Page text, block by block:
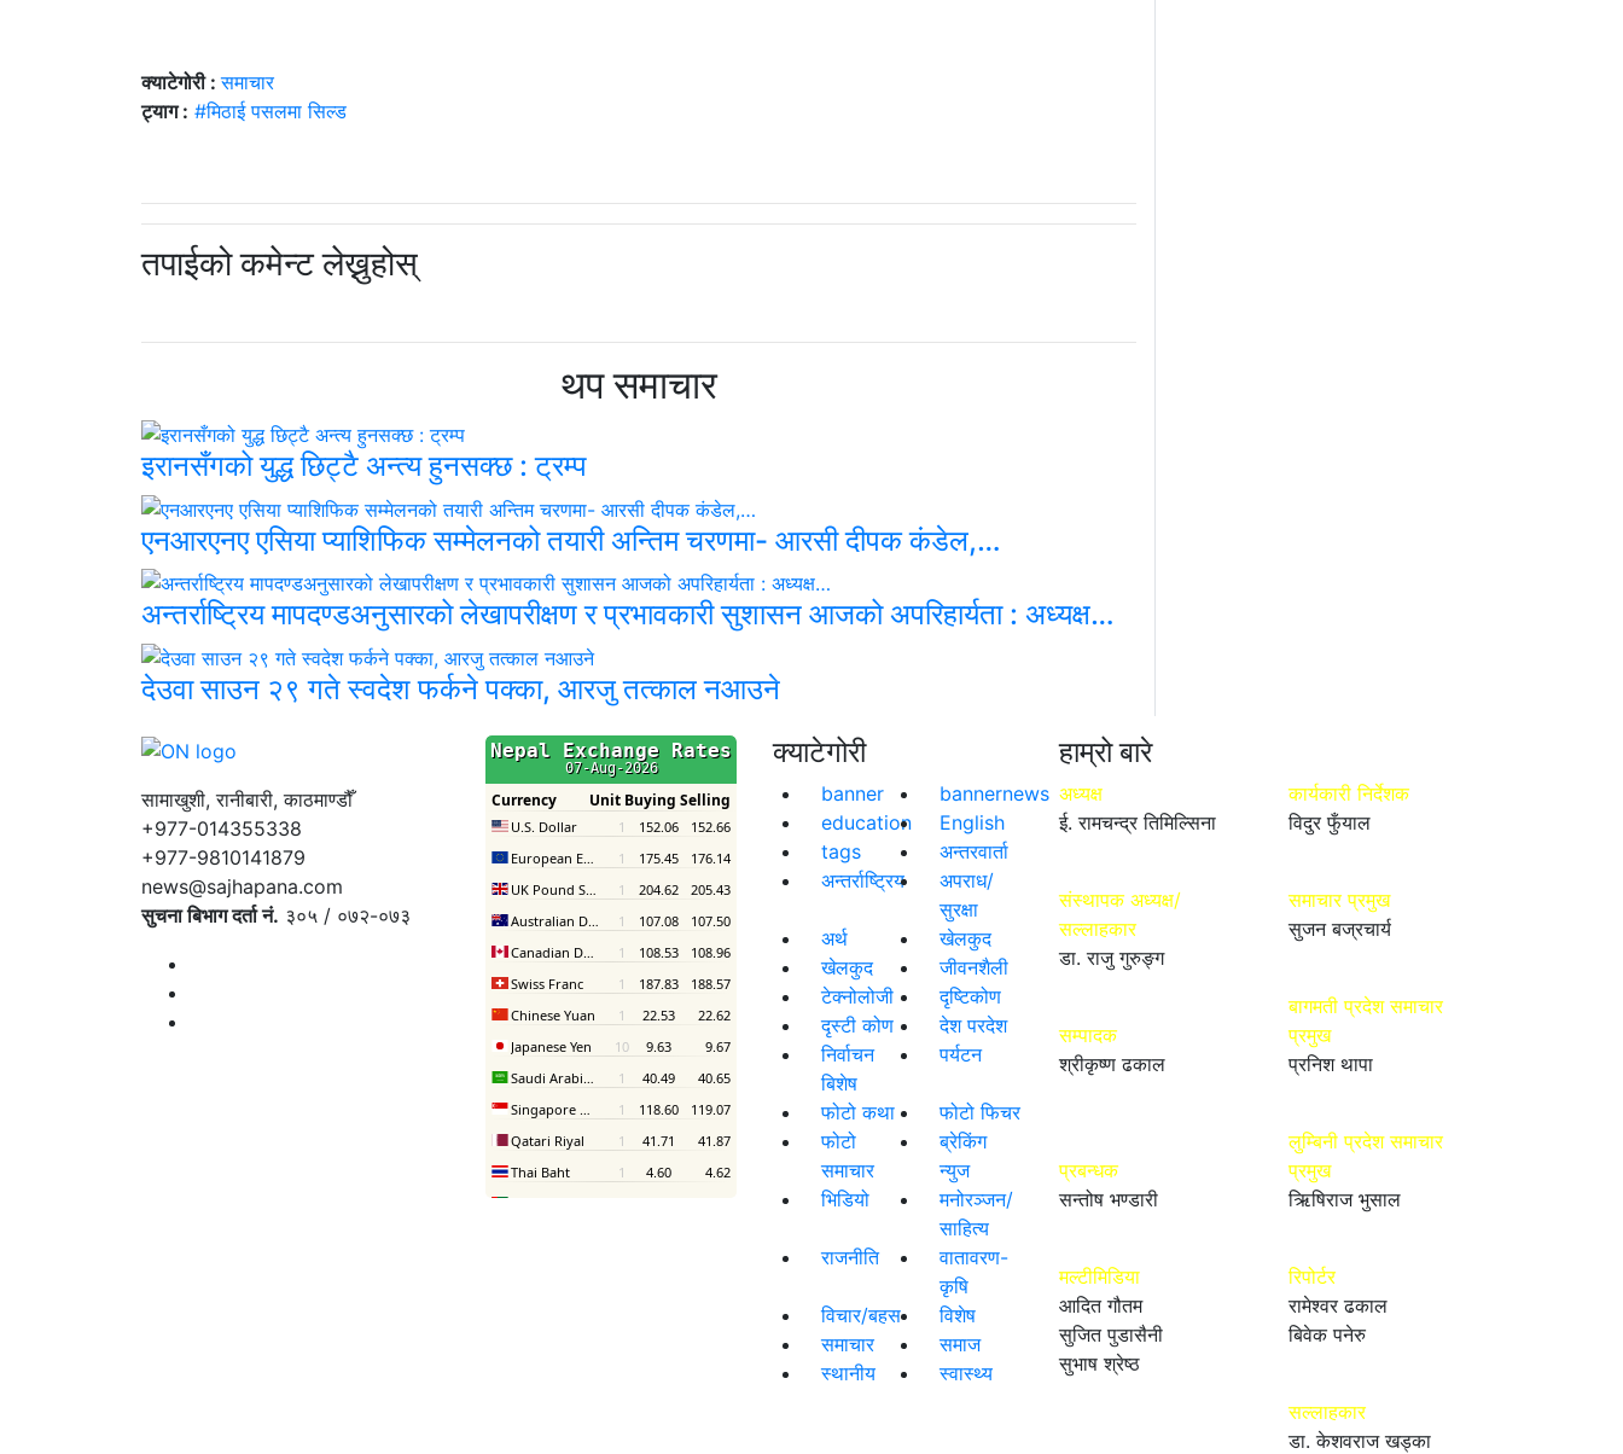
क्याटेगोरी :समाचार
ट्याग : #मिठाई पसलमा सिल्ड
तपाईको कमेन्ट लेख्नुहोस्
थप समाचार
इरानसँगको युद्ध छिट्टै अन्त्य हुनसक्छ : ट्रम्प
एनआरएनए एसिया प्याशिफिक सम्मेलनको तयारी अन्तिम चरणमा- आरसी दीपक कंडेल,…
अन्तर्राष्ट्रिय मापदण्डअनुसारको लेखापरीक्षण र प्रभावकारी सुशासन आजको अपरिहार्यता : अध्यक्ष…
देउवा साउन २९ गते स्वदेश फर्कने पक्का, आरजु तत्काल नआउने
सामाखुशी, रानीबारी, काठमाण्डौँ
+977-014355338
+977-9810141879
news@sajhapana.com
सुचना बिभाग दर्ता नं. ३०५ / ०७२-०७३
क्याटेगोरी
banner
bannernews
education
English
tags
अन्तरवार्ता
अन्तर्राष्ट्रिय
अपराध/
सुरक्षा
अर्थ
खेलकुद
खेलकुद
जीवनशैली
टेक्नोलोजी
दृष्टिकोण
दृस्टी कोण
देश परदेश
निर्वाचन
बिशेष
पर्यटन
फोटो कथा
फोटो फिचर
फोटो
समाचार
ब्रेकिंग
न्युज
भिडियो
मनोरञ्जन/
साहित्य
राजनीति
वातावरण-
कृषि
विचार/बहस
विशेष
समाचार
समाज
स्थानीय
स्वास्थ्य
हाम्रो बारे
अध्यक्ष
ई. रामचन्द्र तिमिल्सिना
संस्थापक अध्यक्ष/
सल्लाहकार
डा. राजु गुरुङ्ग
सम्पादक
श्रीकृष्ण ढकाल
प्रबन्धक
सन्तोष भण्डारी
मल्टीमिडिया
आदित गौतम
सुजित पुडासैनी
सुभाष श्रेष्ठ
कार्यकारी निर्देशक
विदुर फुँयाल
समाचार प्रमुख
सुजन बज्रचार्य
बागमती प्रदेश समाचार
प्रमुख
प्रनिश थापा
लुम्बिनी प्रदेश समाचार
प्रमुख
ऋिषिराज भुसाल
रिपोर्टर
रामेश्वर ढकाल
बिवेक पनेरु
सल्लाहकार
डा. केशवराज खड्का